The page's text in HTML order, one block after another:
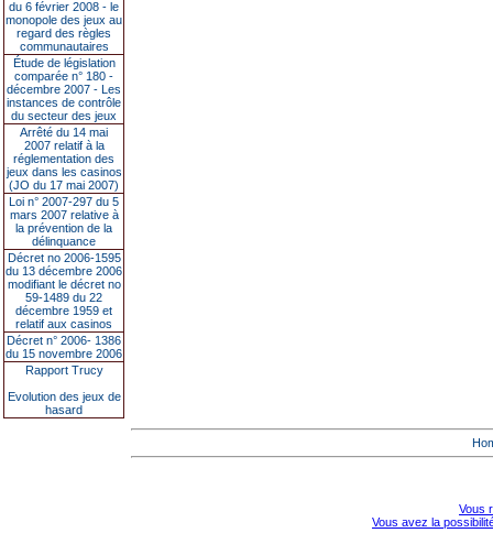
du 6 février 2008 - le
monopole des jeux au
regard des règles
communautaires
Étude de législation
comparée n° 180 -
décembre 2007 - Les
instances de contrôle
du secteur des jeux
Arrêté du 14 mai
2007 relatif à la
réglementation des
jeux dans les casinos
(JO du 17 mai 2007)
Loi n° 2007-297 du 5
mars 2007 relative à
la prévention de la
délinquance
Décret no 2006-1595
du 13 décembre 2006
modifiant le décret no
59-1489 du 22
décembre 1959 et
relatif aux casinos
Décret n° 2006- 1386
du 15 novembre 2006
Rapport Trucy
Evolution des jeux de
hasard
Vous
Vous avez la